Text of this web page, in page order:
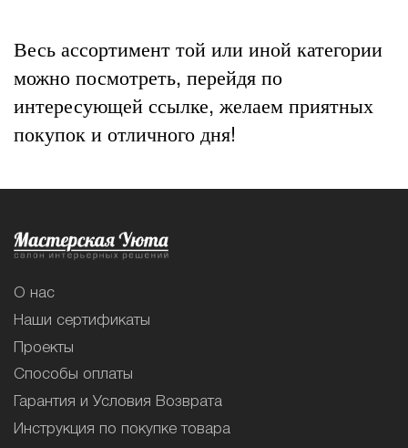
Весь ассортимент той или иной категории
можно посмотреть, перейдя по
интересующей ссылке, желаем приятных
покупок и отличного дня!
О нас
Наши сертификаты
Проекты
Способы оплаты
Гарантия и Условия Возврата
Инструкция по покупке товара